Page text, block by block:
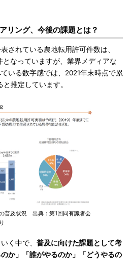
リング、今後の課題とは？
されている農地転用許可件数は、
なっていますが、業界メディアな
いる数字感では、2021年末時点で累
推定しています。
普及状況 出典：第1回同有識者会
く中で、 普及に向けた課題として考
か」「誰がやるのか」「どうやるの